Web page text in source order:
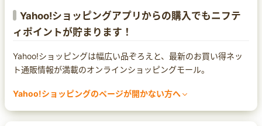
Yahoo!ショッピングアプリからの購入でもニフテ
ィポイントが貯まります！
Yahoo!ショッピングは幅広い品ぞろえと、最新のお買い得ネッ
ト通販情報が満載のオンラインショッピングモール。
Yahoo!ショッピングのページが開かない方へ
る場合があります。